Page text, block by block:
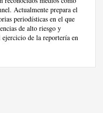
Actualmente prepara el
periodísticas en el que
de alto riesgo y
ejercicio de la reportería en